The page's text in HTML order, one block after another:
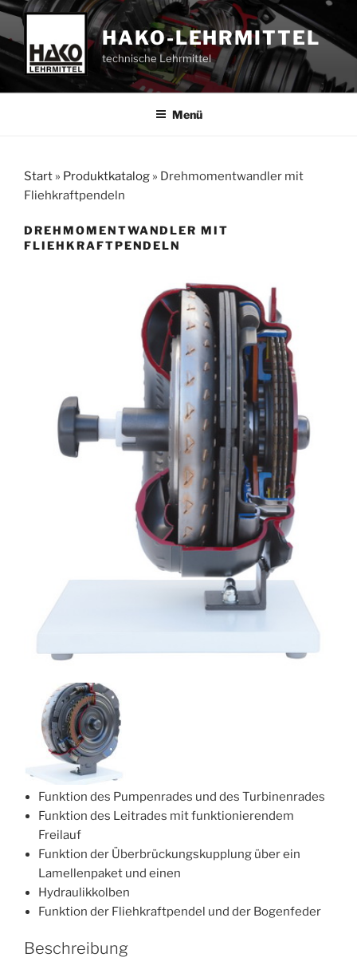
Zum
Inhalt
springen
HAKO-LEHRMITTEL
technische Lehrmittel
Menü
Start » Produktkatalog » Drehmomentwandler mit
Fliehkraftpendeln
DREHMOMENTWANDLER MIT
FLIEHKRAFTPENDELN
Funktion des Pumpenrades und des Turbinenrades
Funktion des Leitrades mit funktionierendem
Freilauf
Funktion der Überbrückungskupplung über ein
Lamellenpaket und einen
Hydraulikkolben
Funktion der Fliehkraftpendel und der Bogenfeder
Beschreibung